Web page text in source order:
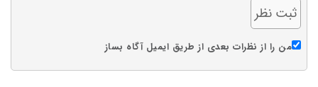
من را از نظرات بعدی از طریق ایمیل آگاه بساز